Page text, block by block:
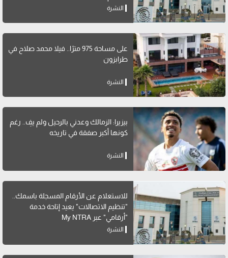
النشرة
على مساحة 975 مترًا.. فيلا محمد صلاح في
طرابزون
النشرة
بيزيرا: الزمالك وعدني بالرحيل ولم يفِ.. رغم
كونها أكبر صفقة في تاريخه
النشرة
للاستعلام عن الأرقام المسجلة باسمك..
"تنظيم الاتصالات" يعيد إتاحة خدمة
"أرقامي" عبر My NTRA
النشرة